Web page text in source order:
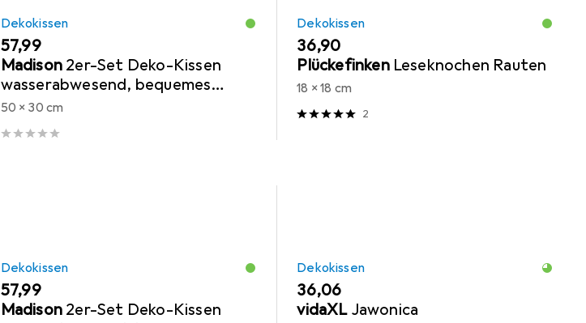
Dekokissen
EUR
57,99
Madison 2er-Set Deko-Kissen
wasserabwesend, bequemes
Outdoorkissen, beige, 50 x 30 x 10
cm
50 x 30 cm
Dekokissen
EUR
36,90
Plückefinken Leseknochen Rauten
18 x 18 cm
2
Dekokissen
EUR
57,99
Madison 2er-Set Deko-Kissen
Dekokissen
EUR
36,06
vidaXL Jawonica